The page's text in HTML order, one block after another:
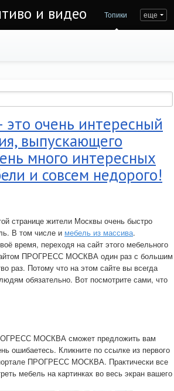
и видео Топики еще
очень интересный
выпускающего
много интересных
и совсем недорого!
странице жители Москвы очень быстро
В том числе и мебель из массива.
время, переходя на сайт этого мебельного
ПРОГРЕСС МОСКВА один раз с большим
раз. Потому что на этом сайте вы всегда
обязательно. Вот посмотрите сами, что
МОСКВА сможет предложить вам
ошибаетесь. Кликните по ссылке из первого
ПРОГРЕСС МОСКВА. Практически все
мебель на картинках во весь экран вашего